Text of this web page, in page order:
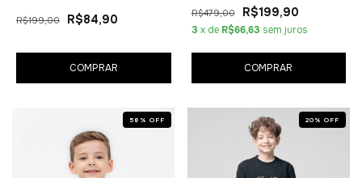
R$199,00 R$84,90
COMPRAR
R$479,00 R$199,90
3 x de R$66,63 sem juros
COMPRAR
58 % OFF 20 % OFF